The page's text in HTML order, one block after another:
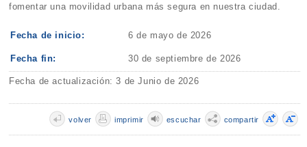
fomentar una movilidad urbana más segura en nuestra ciudad.
Fecha de inicio: 6 de mayo de 2026
Fecha fin: 30 de septiembre de 2026
Fecha de actualización: 3 de Junio de 2026
compartir
escuchar
imprimir
volver